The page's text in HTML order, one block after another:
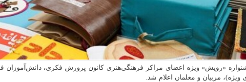
«رویش» ویژه اعضای مراکز فرهنگی‌هنری کانون پرورش فکری، دانش‌آموزان
ویژه)، مربیان و معلمان اعلام شد.